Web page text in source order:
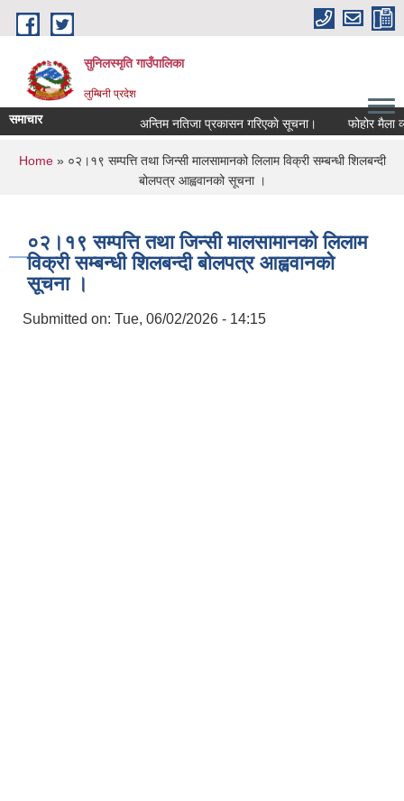
Skip to main content
सुनिलस्मृति गाउँपालिका
लुम्बिनी प्रदेश
समाचार अन्तिम नतिजा प्रकासन गरिएकाे सूचना। फोहोर मैला
You are here
Home» ०२।१९ सम्पत्ति तथा जिन्सी मालसामानको लिलाम विक्री सम्बन्धी शिलबन्दी
बोलपत्र आह्ववानको सूचना ।
०२।१९ सम्पत्ति तथा जिन्सी मालसामानको लिलाम
विक्री सम्बन्धी शिलबन्दी बोलपत्र आह्ववानको
सूचना ।
Submitted on: Tue, 06/02/2026 - 14:15